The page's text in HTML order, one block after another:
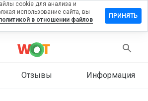
Отзывы Информация
cookie для анализа и
использование сайта, вы
в отношении файлов
ПРИНЯТЬ